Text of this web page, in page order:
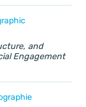
and
Engagement